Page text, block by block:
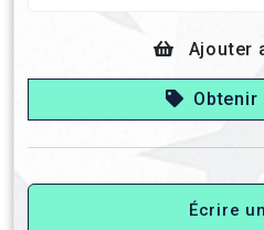
Ajouter
Écrire